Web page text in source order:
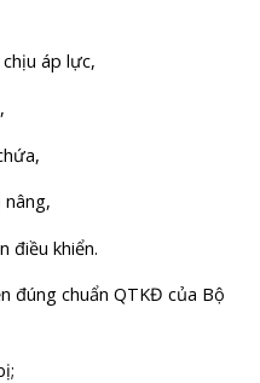
áp lực,
điều khiển.
đúng chuẩn QTKĐ của Bộ